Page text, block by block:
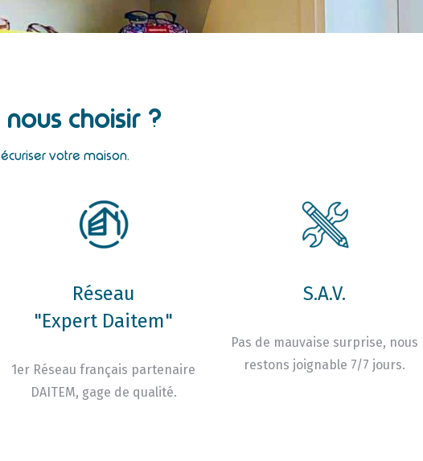
choisir ?
votre maison.
Réseau
"Expert Daitem"
1er Réseau français partenaire
DAITEM, gage de qualité.
S.A.V.
Pas de mauvaise surprise, nous
restons joignable 7/7 jours.